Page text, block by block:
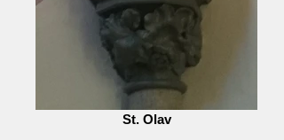
St. Olav